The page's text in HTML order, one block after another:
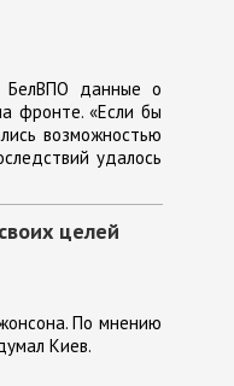
БелВПО данные о
фронте. «Если бы
возможностью
удалось
целей
По мнению
Киев.